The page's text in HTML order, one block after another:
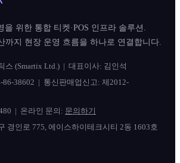
을 위한 통합 티켓·POS 인프라 솔루션.
까지 현장 운영 흐름을 하나로 연결합니다.
스 (Smartix Ltd.) | 대표이사: 김인석
86-38602 | 통신판매업신고: 제2012-
| 온라인 문의: 문의하기
경인로 775, 에이스하이테크시티 2동 1603호